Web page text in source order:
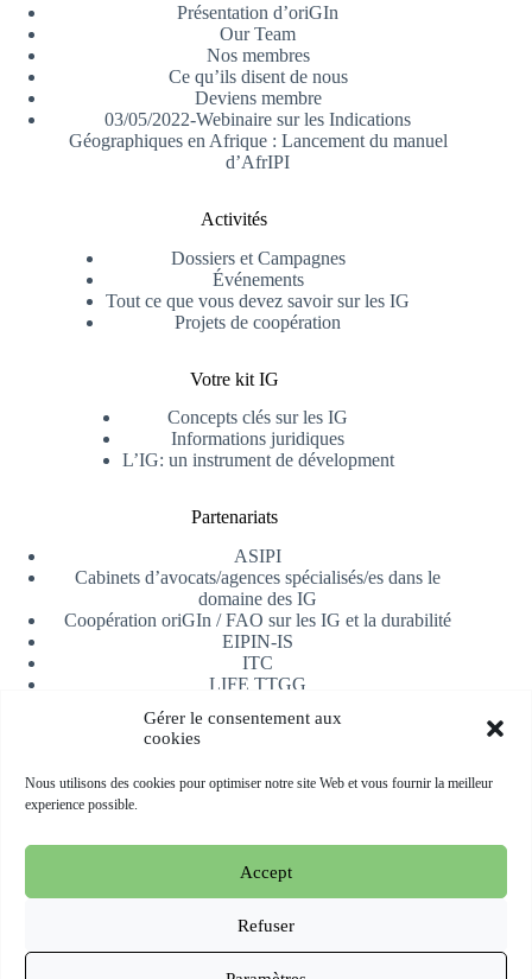
Gérer le consentement aux
cookies
Nous utilisons des cookies pour optimiser notre site Web et vous fournir la meilleur
experience possible.
Accept
Refuser
Présentation d’oriGIn
Our Team
Nos membres
Ce qu’ils disent de nous
Deviens membre
03/05/2022-Webinaire sur les Indications
Géographiques en Afrique : Lancement du manuel
d’AfrIPI
Activités
Dossiers et Campagnes
Événements
Tout ce que vous devez savoir sur les IG
Projets de coopération
Votre kit IG
Concepts clés sur les IG
Informations juridiques
L’IG: un instrument de dévelopment
Partenariats
ASIPI
Cabinets d’avocats/agences spécialisés/es dans le
domaine des IG
Coopération oriGIn / FAO sur les IG et la durabilité
EIPIN-IS
ITC
LIFE TTGG
AfrIPI
Recevoir notre newsletter
S'inscrire
Copyright © 2026 oriGIn | Organization for an International
Geographical Indications Network -Site web hébergé et géré